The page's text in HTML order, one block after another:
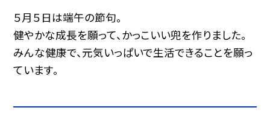
５月５日は端午の節句。
健やかな成長を願って、かっこいい兜を作りました。
みんな健康で、元気いっぱいで生活できることを願っ
ています。